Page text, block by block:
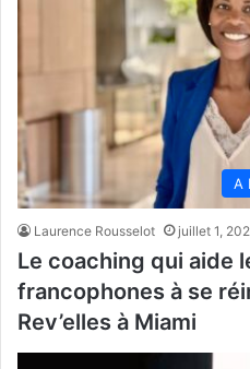
A
Laurence Rousselot juillet 1,
Le coaching qui aide
francophones à se
Rev’elles à Miami